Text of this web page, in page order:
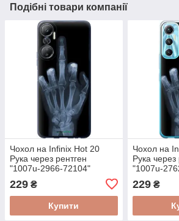
Подібні товари компанії
Чохол на Infinix Hot 20
Рука через рентген
"1007u-2966-72104"
229 ₴
Купити
Чохол на
Рука через
"1007u-
229₴